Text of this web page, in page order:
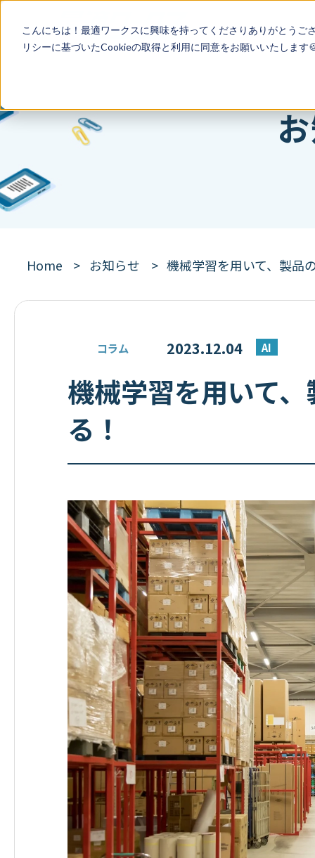
こんにちは！最適ワークスに興味を持ってくださりありがとう
リシーに基づいたCookieの取得と利用に同意をお願いいたします
Home お知らせ 機械学習を用いて、製品
コラム 2023.12.04 AI
機械学習を用いて
る！